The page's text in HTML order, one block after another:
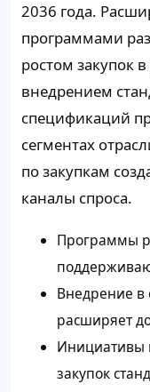
2036 года.
программами
ростом закупок
внедрением
спецификаций
сегментах
по закупкам
каналы спроса.
Программы
Внедрение в
расширяет
Инициативы
закупок